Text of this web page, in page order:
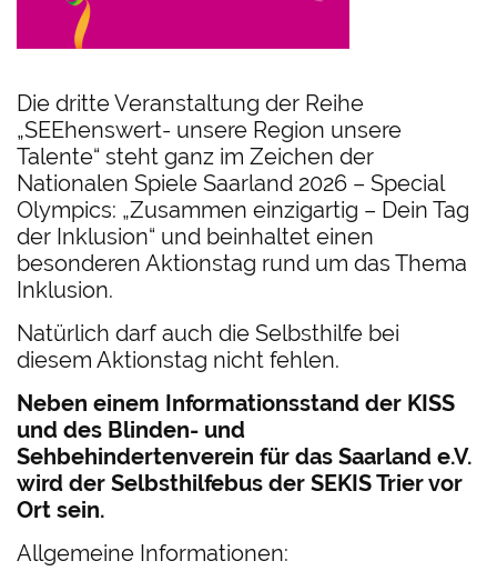
Die dritte Veranstaltung der Reihe
„SEEhenswert- unsere Region unsere
Talente“ steht ganz im Zeichen der
Nationalen Spiele Saarland 2026 – Special
Olympics: „Zusammen einzigartig – Dein Tag
der Inklusion“ und beinhaltet einen
besonderen Aktionstag rund um das Thema
Inklusion.
Natürlich darf auch die Selbsthilfe bei
diesem Aktionstag nicht fehlen.
Neben einem Informationsstand der KISS
und des Blinden- und
Sehbehindertenverein für das Saarland e.V.
wird der Selbsthilfebus der SEKIS Trier vor
Ort sein.
Allgemeine Informationen: